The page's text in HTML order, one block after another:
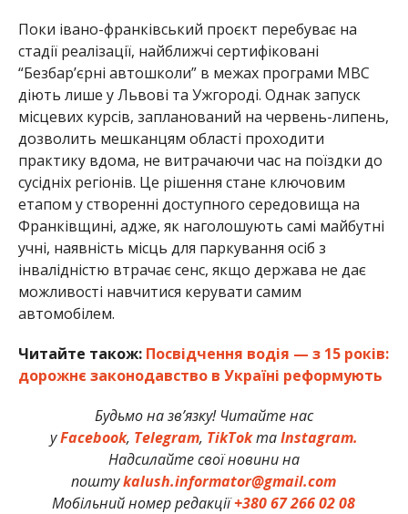
Поки івано-франківський проєкт перебуває на
стадії реалізації, найближчі сертифіковані
“Безбар’єрні автошколи” в межах програми МВС
діють лише у Львові та Ужгороді. Однак запуск
місцевих курсів, запланований на червень-липень,
дозволить мешканцям області проходити
практику вдома, не витрачаючи час на поїздки до
сусідніх регіонів. Це рішення стане ключовим
етапом у створенні доступного середовища на
Франківщині, адже, як наголошують самі майбутні
учні, наявність місць для паркування осіб з
інвалідністю втрачає сенс, якщо держава не дає
можливості навчитися керувати самим
автомобілем.
Читайте також: Посвідчення водія — з 15 років:
дорожнє законодавство в Україні реформують
Будьмо на зв’язку! Читайте нас
уFacebook, Telegram, TikTokтаInstagram.
Надсилайте свої новини на
поштуkalush.informator@gmail.com
Мобільний номер редакції+380 67 266 02 08